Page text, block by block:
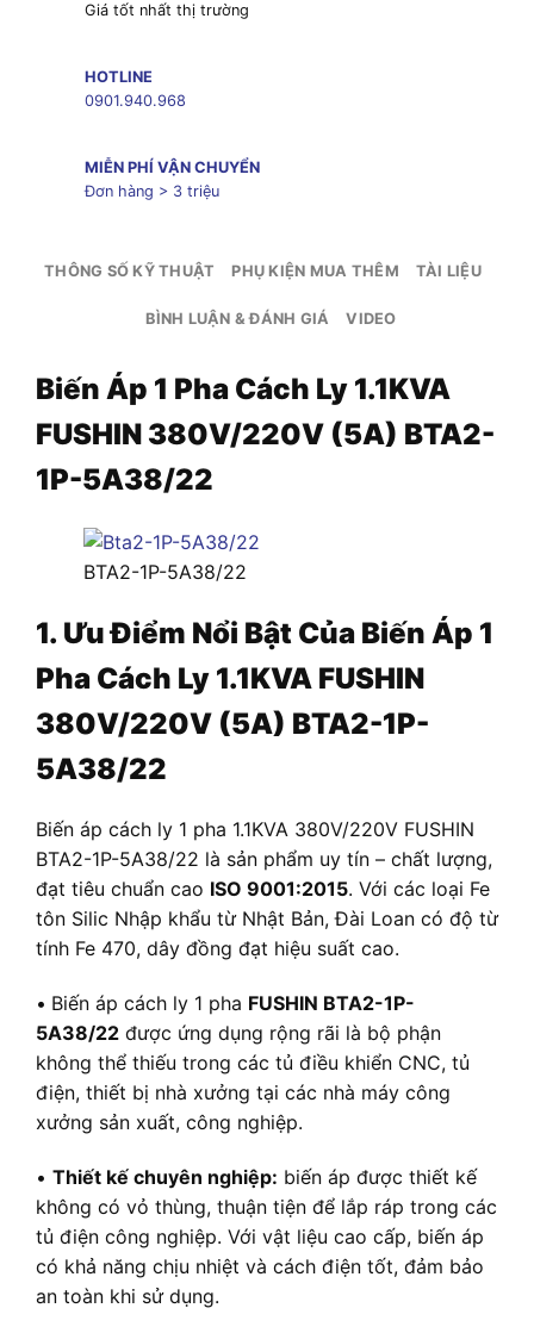
Giá tốt nhất thị trường
HOTLINE
0901.940.968
MIỄN PHÍ VẬN CHUYỂN
Đơn hàng > 3 triệu
THÔNG SỐ KỸ THUẬT PHỤ KIỆN MUA THÊM TÀI LIỆU
BÌNH LUẬN & ĐÁNH GIÁ VIDEO
Biến Áp 1 Pha Cách Ly 1.1KVA
FUSHIN 380V/220V (5A) BTA2-
1P-5A38/22
BTA2-1P-5A38/22
1. Ưu Điểm Nổi Bật Của Biến Áp 1
Pha Cách Ly 1.1KVA FUSHIN
380V/220V (5A) BTA2-1P-
5A38/22
Biến áp cách ly 1 pha 1.1KVA 380V/220V FUSHIN
BTA2-1P-5A38/22 là sản phẩm uy tín – chất lượng,
đạt tiêu chuẩn cao ISO 9001:2015. Với các loại Fe
tôn Silic Nhập khẩu từ Nhật Bản, Đài Loan có độ từ
tính Fe 470, dây đồng đạt hiệu suất cao.
• Biến áp cách ly 1 pha FUSHIN BTA2-1P-
5A38/22 được ứng dụng rộng rãi là bộ phận
không thể thiếu trong các tủ điều khiển CNC, tủ
điện, thiết bị nhà xưởng tại các nhà máy công
xưởng sản xuất, công nghiệp.
• Thiết kế chuyên nghiệp: biến áp được thiết kế
không có vỏ thùng, thuận tiện để lắp ráp trong các
tủ điện công nghiệp. Với vật liệu cao cấp, biến áp
có khả năng chịu nhiệt và cách điện tốt, đảm bảo
an toàn khi sử dụng.